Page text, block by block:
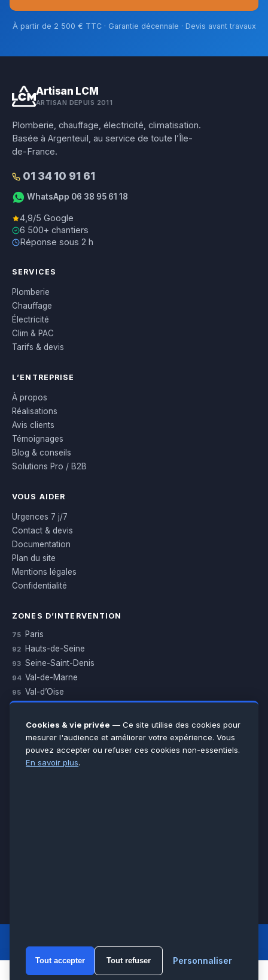
À partir de 2 500 € TTC · Garantie décennale · Devis avant travaux
Artisan LCM
ARTISAN DEPUIS 2011
Plomberie, chauffage, électricité, climatisation.
Basée à Argenteuil, au service de toute l’Île-
de-France.
01 34 10 91 61
WhatsApp 06 38 95 61 18
4,9/5 Google
6 500+ chantiers
Réponse sous 2 h
SERVICES
Plomberie
Chauffage
Électricité
Clim & PAC
Tarifs & devis
L’ENTREPRISE
À propos
Réalisations
Avis clients
Témoignages
Blog & conseils
Solutions Pro / B2B
VOUS AIDER
Urgences 7 j/7
Contact & devis
Documentation
Plan du site
Mentions légales
Confidentialité
ZONES D’INTERVENTION
75 Paris
92 Hauts-de-Seine
93 Seine-Saint-Denis
94 Val-de-Marne
95 Val-d’Oise
Essonne
Seine-et-Marne
Voir toutes les villes →
LCM
Cookies & vie privée — Ce site utilise des cookies pour
mesurer l'audience et améliorer votre expérience. Vous
pouvez accepter ou refuser ces cookies non-essentiels.
En savoir plus.
Tout accepter Tout refuser Personnaliser